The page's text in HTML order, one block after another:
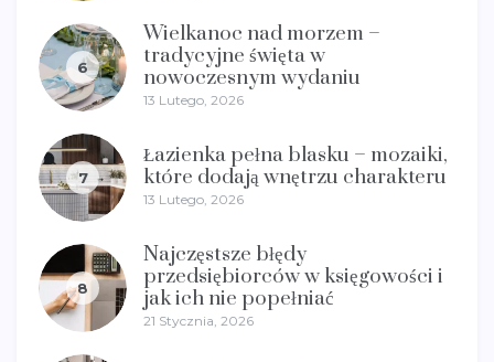
6
Wielkanoc nad morzem –
tradycyjne święta w
nowoczesnym wydaniu
13 Lutego, 2026
7
Łazienka pełna blasku – mozaiki,
które dodają wnętrzu charakteru
13 Lutego, 2026
8
Najczęstsze błędy
przedsiębiorców w księgowości i
jak ich nie popełniać
21 Stycznia, 2026